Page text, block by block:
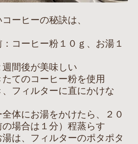
ーヒーの秘訣は、
：コーヒー粉１０ｇ、お湯１
週間後が美味しい
たてのコーヒー粉を使用
、フィルターに直にかけな
全体にお湯をかけたら、２０
場合は１分）程蒸らす
湯は、フィルターのポタポタ